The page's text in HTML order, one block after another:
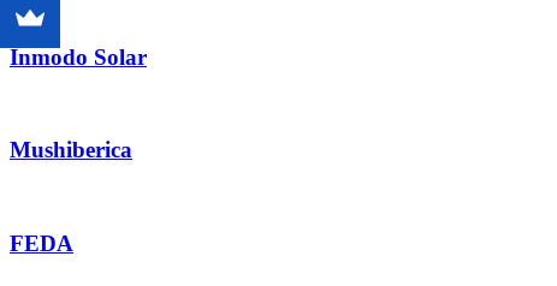
Inmodo Solar
Mushiberica
FEDA